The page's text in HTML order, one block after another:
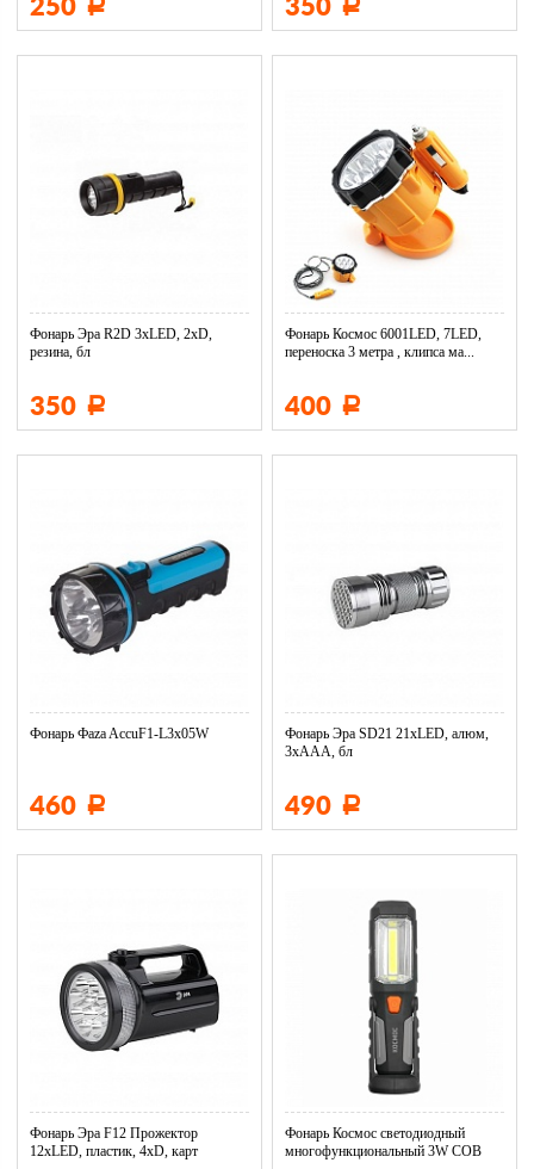
250 Р 350 Р
Фонарь Эра R2D 3xLED, 2xD,
резина, бл
350 Р
Фонарь Космос 6001LED, 7LED,
переноска 3 метра , клипса ма...
400 Р
Фонарь Фaza AccuF1-L3x05W
460 Р
Фонарь Эра SD21 21xLED, алюм,
3хААА, бл
490 Р
Фонарь Эра F12 Прожектор
12xLED, пластик, 4хD, карт
Фонарь Космос светодиодный
многофункциональный 3W COB